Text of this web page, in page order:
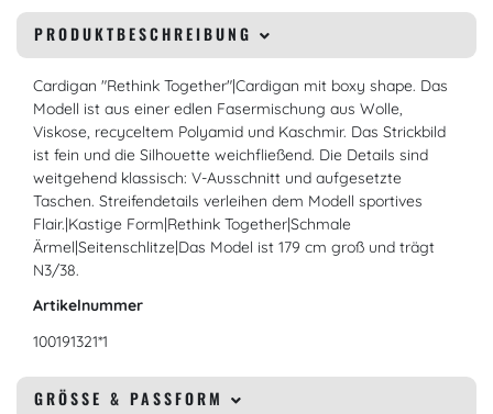
PRODUKTBESCHREIBUNG
Cardigan "Rethink Together"|Cardigan mit boxy shape. Das
Modell ist aus einer edlen Fasermischung aus Wolle,
Viskose, recyceltem Polyamid und Kaschmir. Das Strickbild
ist fein und die Silhouette weichfließend. Die Details sind
weitgehend klassisch: V-Ausschnitt und aufgesetzte
Taschen. Streifendetails verleihen dem Modell sportives
Flair.|Kastige Form|Rethink Together|Schmale
Ärmel|Seitenschlitze|Das Model ist 179 cm groß und trägt
N3/38.
Artikelnummer
100191321*1
GRÖSSE & PASSFORM